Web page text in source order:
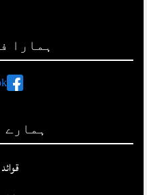
ہمارا
ہمارے